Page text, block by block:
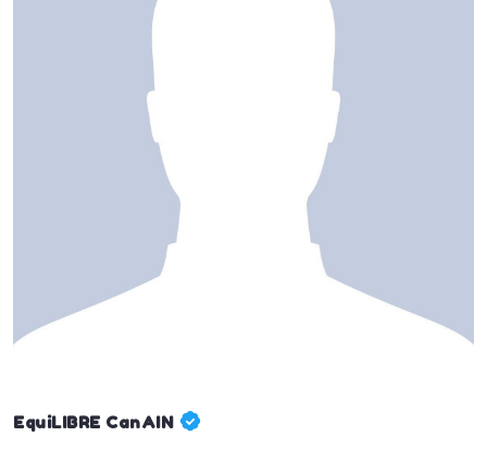
EquiLIBRE CanAIN